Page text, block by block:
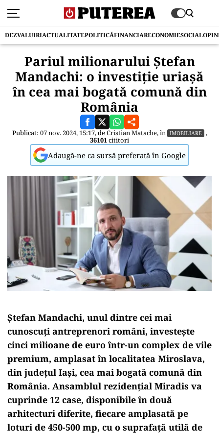
DEZVALUIRIACTUALITATEPOLITICĂFINANCIARECONOMIESOCIAL
Pariul milionarului Ștefan
Mandachi: o investiție uriașă
în cea mai bogată comună din
România
Publicat: 07 nov. 2024, 15:17, deCristian Matache, în IMOBILIARE ,
36101cititori
Adaugă-ne ca sursă preferată în Google
Ștefan Mandachi, unul dintre cei mai
cunoscuți antreprenori români, investește
cinci milioane de euro într-un complex de vile
premium, amplasat în localitatea Miroslava,
din județul Iași, cea mai bogată comună din
România. Ansamblul rezidențial Miradis va
cuprinde 12 case, disponibile ȋn două
arhitecturi diferite, fiecare amplasată pe
loturi de 450-500 mp, cu o suprafață utilă de